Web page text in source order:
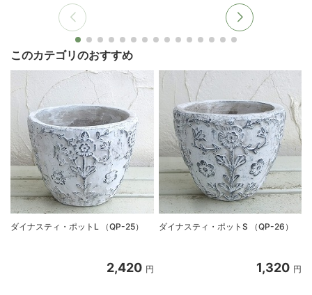
このカテゴリのおすすめ
ダイナスティ・ポットL （QP-25）
2,420 円
ダイナスティ・ポットS （QP-26）
1,320 円